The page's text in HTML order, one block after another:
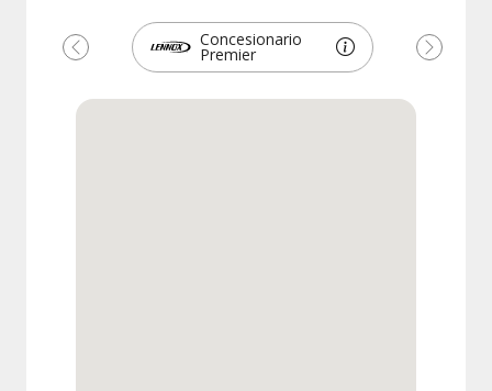
Concesionario
Premier
Previous Next